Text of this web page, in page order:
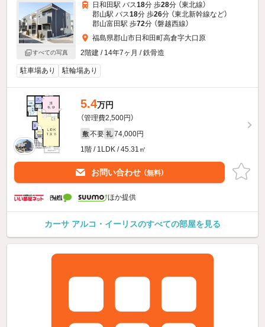
すべての写真
日和田駅 バス18分 歩28分 （東北線）
郡山駅 バス18分 歩26分 （東北新幹線など）
郡山富田駅 歩72分 （磐越西線）
福島県郡山市日和田町高倉字大口原
2階建 / 14年7ヶ月 / 鉄骨造
駐車場あり 駐輪場あり
5.4万円
（管理費2,500円）
敷 不要 礼 74,000円
1階 / 1LDK / 45.31㎡
お問い合わせ （無料）
ほか提供
カーサ アルコ・イーリスのすべての部屋を見る